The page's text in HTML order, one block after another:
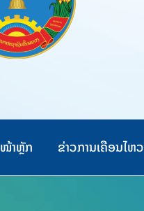
ໜ້າຫຼັກ ຂ່າວການເຄືອນໄຫວ